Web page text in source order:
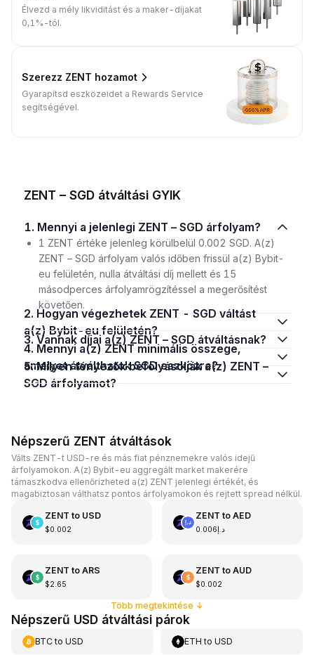
Élvezd a mély likviditást és a maker-díjakat
0,1%-tól.
Szerezz ZENT hozamot
Gyarapítsd eszközeidet a Rewards Service
segítségével.
ZENT – SGD átváltási GYIK
1. Mennyi a jelenlegi ZENT – SGD árfolyam?
1 ZENT értéke jelenleg körülbelül 0.002 SGD. A(z)
ZENT – SGD árfolyam valós időben frissül a(z) Bybit-
eu felületén, nulla átváltási díj mellett és 15
másodperces árfolyamrögzítéssel a megerősítést
követően.
2. Hogyan végezhetek ZENT - SGD váltást
a(z) Bybit-eu felületén?
3. Vannak díjai a(z) ZENT – SGD átváltásnak?
4. Mennyi a(z) ZENT minimális összege,
amelyet átválthatok SGD eszközre?
5. Milyen tényezők befolyásolják a(z) ZENT –
SGD árfolyamot?
Népszerű ZENT átváltások
Válts ZENT-t USD-re és más fiat pénznemekre valós idejű
árfolyamokon. A(z) Bybit-eu aggregált market makerére
támaszkodva ellenőrizheted a(z) ZENT jelenlegi értékét, és
magabiztosan válthatsz pontos árfolyamokon és rejtett spread nélkül.
ZENT to USD
$0.002
ZENT to AED
د.إ0.006
ZENT to ARS
$2.65
ZENT to AUD
$0.002
Több megtekintése ↓
Népszerű USD átváltási párok
BTCto USD ETH toUSD